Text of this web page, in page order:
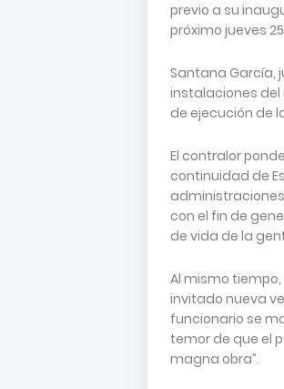
previo a su
próximo jueves
Santana García,
instalaciones
de ejecución de
El contralor
continuidad de
con el fin de
de vida de la
Al mismo
invitado nueva
funcionario se
temor de que el
magna obra”.